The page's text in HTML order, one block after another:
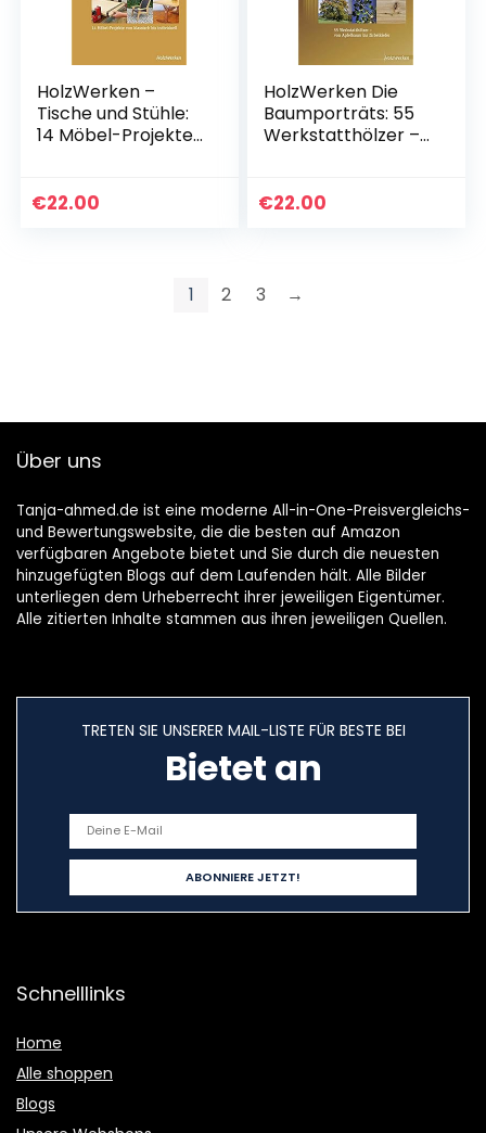
HolzWerken –
Tische und Stühle:
14 Möbel-Projekte
€22.00
HolzWerken Die
Baumporträts: 55
Werkstatthölzer –
€22.00
1 2 3 →
Über uns
Tanja-ahmed.de ist eine moderne All-in-One-Preisvergleichs-
und Bewertungswebsite, die die besten auf Amazon
verfügbaren Angebote bietet und Sie durch die neuesten
hinzugefügten Blogs auf dem Laufenden hält. Alle Bilder
unterliegen dem Urheberrecht ihrer jeweiligen Eigentümer.
Alle zitierten Inhalte stammen aus ihren jeweiligen Quellen.
TRETEN SIE UNSERER MAIL-LISTE FÜR BESTE BEI
Bietet an
Schnelllinks
Home
Alle shoppen
Blogs